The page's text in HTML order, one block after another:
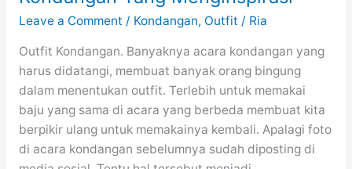
Leave a Comment / Kondangan, Outfit / Ria
Outfit Kondangan. Banyaknya acara kondangan yang
harus didatangi, membuat banyak orang bingung
dalam menentukan outfit. Terlebih untuk memakai
baju yang sama di acara yang berbeda membuat kita
berpikir ulang untuk memakainya kembali. Apalagi foto
di acara kondangan sebelumnya sudah diposting di